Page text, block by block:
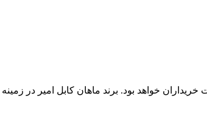
بهترین قیمت فروش کابل آلومینیومی ماهان 16+25*3 زمینی در خدمت خریداران خواهد